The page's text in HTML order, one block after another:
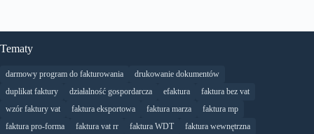
Tematy
darmowy program do fakturowania
drukowanie dokumentów
duplikat faktury
działalność gospordarcza efaktura
faktura bez vat
wzór faktury vat
faktura eksportowa faktura marza
faktura mp
faktura pro-forma
faktura vat rr faktura WDT
faktura wewnętrzna